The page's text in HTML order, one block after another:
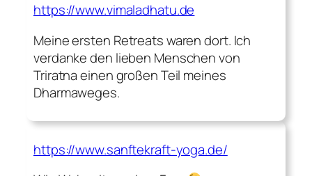
https://www.vimaladhatu.de
Meine ersten Retreats waren dort. Ich
verdanke den lieben Menschen von
Triratna einen großen Teil meines
Dharmaweges.
https://www.sanftekraft-yoga.de/